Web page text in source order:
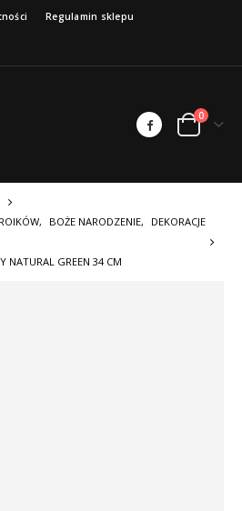
Regulamin sklepu
0
, BOŻE NARODZENIE, DEKORACJE
NATURAL GREEN 34 CM